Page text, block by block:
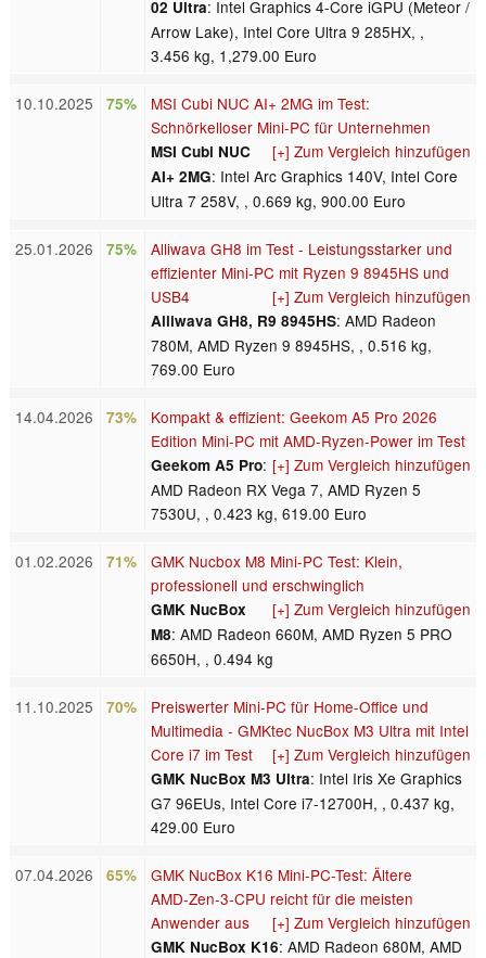
02 Ultra: Intel Graphics 4-Core iGPU (Meteor /
Arrow Lake), Intel Core Ultra 9 285HX, ,
3.456 kg, 1,279.00 Euro
10.10.2025 75%
MSI Cubi NUC AI+ 2MG im Test:
Schnörkelloser Mini-PC für Unternehmen
[+] Zum Vergleich hinzufügen
MSI Cubi NUC
AI+ 2MG: Intel Arc Graphics 140V, Intel Core
Ultra 7 258V, , 0.669 kg, 900.00 Euro
25.01.2026 75%
Alliwava GH8 im Test - Leistungsstarker und
effizienter Mini-PC mit Ryzen 9 8945HS und
USB4
[+] Zum Vergleich hinzufügen
Alliwava GH8, R9 8945HS: AMD Radeon
780M, AMD Ryzen 9 8945HS, , 0.516 kg,
769.00 Euro
14.04.2026 73%
Kompakt & effizient: Geekom A5 Pro 2026
Edition Mini-PC mit AMD-Ryzen-Power im Test
[+] Zum Vergleich hinzufügen
Geekom A5 Pro:
AMD Radeon RX Vega 7, AMD Ryzen 5
7530U, , 0.423 kg, 619.00 Euro
01.02.2026 71%
GMK Nucbox M8 Mini-PC Test: Klein,
professionell und erschwinglich
[+] Zum Vergleich hinzufügen
GMK NucBox
M8: AMD Radeon 660M, AMD Ryzen 5 PRO
6650H, , 0.494 kg
11.10.2025 70%
Preiswerter Mini-PC für Home-Office und
Multimedia - GMKtec NucBox M3 Ultra mit Intel
Core i7 im Test
[+] Zum Vergleich hinzufügen
GMK NucBox M3 Ultra: Intel Iris Xe Graphics
G7 96EUs, Intel Core i7-12700H, , 0.437 kg,
429.00 Euro
07.04.2026 65%
GMK NucBox K16 Mini-PC-Test: Ältere
AMD‑Zen‑3‑CPU reicht für die meisten
Anwender aus
[+] Zum Vergleich hinzufügen
GMK NucBox K16: AMD Radeon 680M, AMD